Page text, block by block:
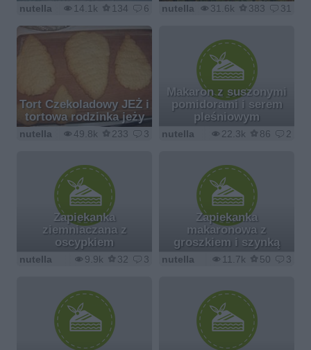
14.1k 134 6
nutella 31.6k 383 31
nutella
Tort Czekoladowy JEŻ i
tortowa rodzinka jeży
49.8k 233 3
nutella
Makaron z suszonymi
pomidorami i serem
pleśniowym
22.3k 86 2
nutella
Zapiekanka
ziemniaczana z
oscypkiem
9.9k 32 3
nutella
Zapiekanka
makaronowa z
groszkiem i szynką
11.7k 50 3
nutella